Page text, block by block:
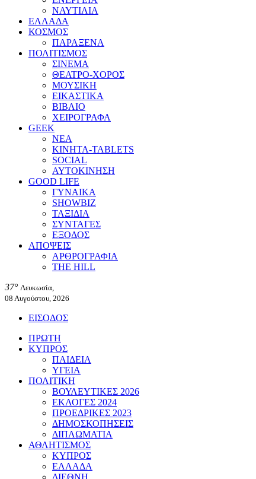
ΝΑΥΤΙΛΙΑ
ΕΛΛΑΔΑ
ΚΟΣΜΟΣ
ΠΑΡΑΞΕΝΑ
ΠΟΛΙΤΙΣΜΟΣ
ΣΙΝΕΜΑ
ΘΕΑΤΡΟ-ΧΟΡΟΣ
ΜΟΥΣΙΚΗ
ΕΙΚΑΣΤΙΚΑ
ΒΙΒΛΙΟ
ΧΕΙΡΟΓΡΑΦΑ
GEEK
ΝΕΑ
ΚΙΝΗΤΑ-TABLETS
SOCIAL
ΑΥΤΟΚΙΝΗΣΗ
GOOD LIFE
ΓΥΝΑΙΚΑ
SHOWBIZ
ΤΑΞΙΔΙΑ
ΣΥΝΤΑΓΕΣ
ΕΞΟΔΟΣ
ΑΠΟΨΕΙΣ
ΑΡΘΡΟΓΡΑΦΙΑ
THE HILL
37° Λευκωσία,
08 Αυγούστου, 2026
ΕΙΣΟΔΟΣ
ΠΡΩΤΗ
ΚΥΠΡΟΣ
ΠΑΙΔΕΙΑ
ΥΓΕΙΑ
ΠΟΛΙΤΙΚΗ
ΒΟΥΛΕΥΤΙΚΕΣ 2026
ΕΚΛΟΓΕΣ 2024
ΠΡΟΕΔΡΙΚΕΣ 2023
ΔΗΜΟΣΚΟΠΗΣΕΙΣ
ΔΙΠΛΩΜΑΤΙΑ
ΑΘΛΗΤΙΣΜΟΣ
ΚΥΠΡΟΣ
ΕΛΛΑΔΑ
ΔΙΕΘΝΗ